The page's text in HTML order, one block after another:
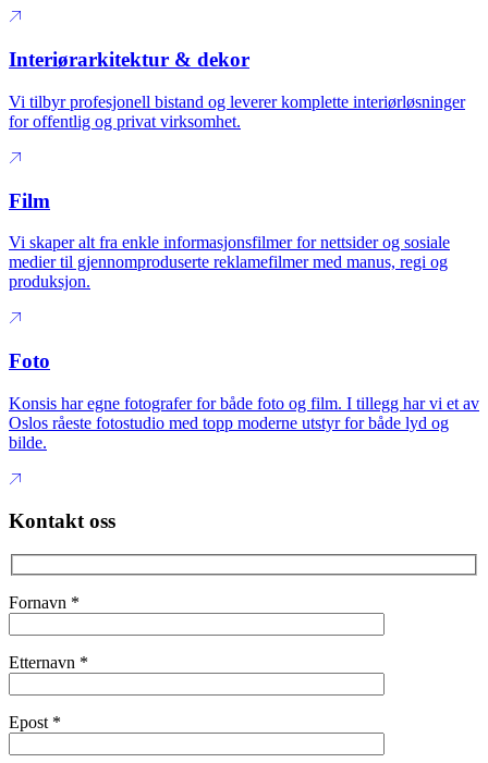
Interiørarkitektur & dekor
Vi tilbyr profesjonell bistand og leverer komplette interiørløsninger
for offentlig og privat virksomhet.
Film
Vi skaper alt fra enkle informasjonsfilmer for nettsider og sosiale
medier til gjennomproduserte reklamefilmer med manus, regi og
produksjon.
Foto
Konsis har egne fotografer for både foto og film. I tillegg har vi et av
Oslos råeste fotostudio med topp moderne utstyr for både lyd og
bilde.
Kontakt oss
Fornavn *
Etternavn *
Epost *